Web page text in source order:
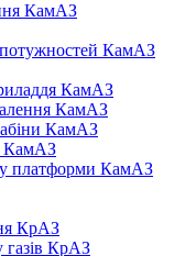
КамАЗ
КамАЗ
КамАЗ
КамАЗ
КамАЗ
КамАЗ
платформи КамАЗ
КрАЗ
газів КрАЗ